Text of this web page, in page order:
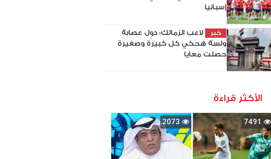
إسبانيا
خبر
لاعب الزمالك: دول عصابة
ولسة هحكي كل كبيرة وصغيرة
حصلت معايا
الأكثر قراءة
7491
2073